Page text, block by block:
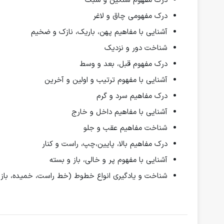
درک مفهومی چاق و لاغر
آشنایی با مفاهیم پهن، باریک، نازک و ضخیم
شناخت دور و نزدیک
درک مفهوم قبل، بعد و وسط
آشنایی با مفهوم ترتیب و اولین و آخرین
درک مفاهیم سرد و گرم
آشنایی با مفاهیم داخل و خارج
شناخت مفاهیم عقب و جلو
درک مفاهیم بالا، پایین،چپ، راست و کنار
آشنایی با مفهوم پر و خالی، باز و بسته
شناخت و یادگیری انواع خطوط (خط راست، خمیده،